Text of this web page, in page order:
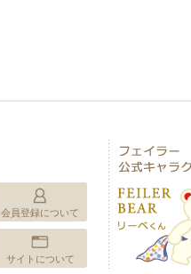
会員登録について
サイトについて